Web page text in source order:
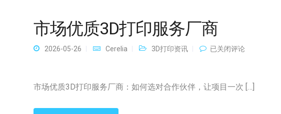
市场优质3D打印服务厂商
2026-05-26 Cerelia 3D打印资讯
市
3D
打
已关闭评论
市场优质3D打印服务厂商：如何选对合作伙伴，让项目一次 […]